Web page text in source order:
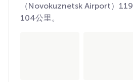
（Novokuznetsk Airport）
104公里。